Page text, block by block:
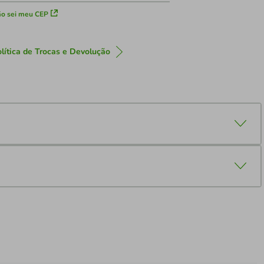
sei meu CEP
de Trocas e Devolução